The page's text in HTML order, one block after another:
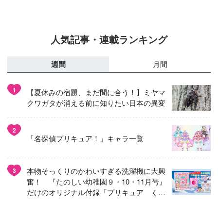
人気記事・連載ランキング
週間 月間
1
【夏休みの宿題、まだ間に合う！】ミヤマ
クワガタが消える前に知りたい日本の異変
2
「名探偵プリキュア！」キャラ一覧
3
本物そっくりのかわいすぎる洗濯機に大興
奮！ 『たのしい幼稚園９・10・11月号』
だけのオリジナル付録「プリキュア くる